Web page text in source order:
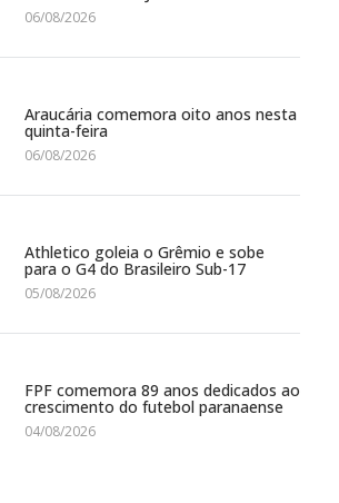
06/08/2026
Araucária comemora oito anos nesta
quinta-feira
06/08/2026
Athletico goleia o Grêmio e sobe
para o G4 do Brasileiro Sub-17
05/08/2026
FPF comemora 89 anos dedicados ao
crescimento do futebol paranaense
04/08/2026